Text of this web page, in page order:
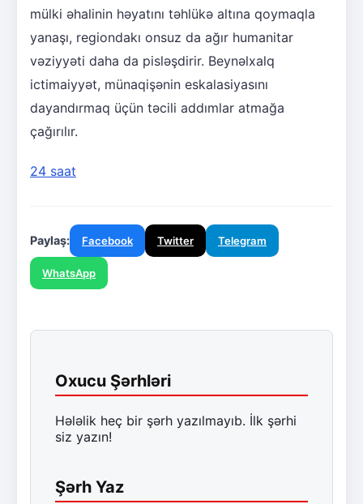
mülki əhalinin həyatını təhlükə altına qoymaqla
yanaşı, regiondakı onsuz da ağır humanitar
vəziyyəti daha da pisləşdirir. Beynəlxalq
ictimaiyyət, münaqişənin eskalasiyasını
dayandırmaq üçün təcili addımlar atmağa
çağırılır.
24 saat
Paylaş: Facebook Twitter Telegram
WhatsApp
Oxucu Şərhləri
Hələlik heç bir şərh yazılmayıb. İlk şərhi
siz yazın!
Şərh Yaz